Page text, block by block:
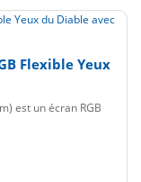
Flexible Yeux
est un écran RGB